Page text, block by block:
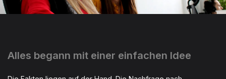
Alles begann mit einer einfachen Idee